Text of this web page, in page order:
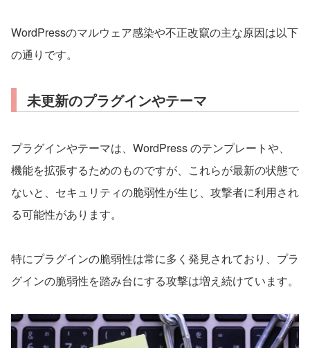
WordPressのマルウェア感染や不正改竄の主な原因は以下
の通りです。
未更新のプラグインやテーマ
プラグインやテーマは、WordPress のテンプレートや、
機能を拡張するためのものですが、これらが最新の状態で
ないと、セキュリティの脆弱性が生じ、攻撃者に利用され
る可能性があります。
特にプラグインの脆弱性は常に多く発見されており、プラ
グインの脆弱性を踏み台にする攻撃は増え続けています。